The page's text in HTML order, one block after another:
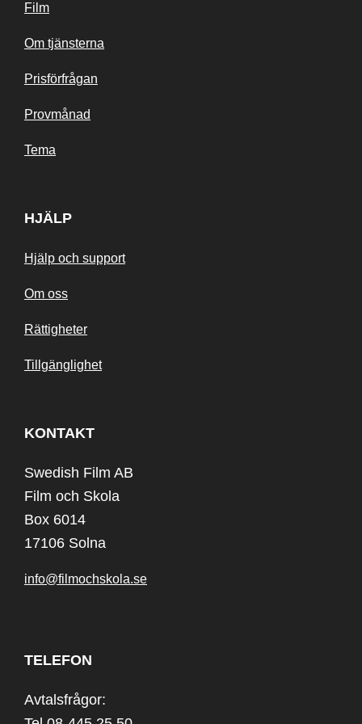
Film
Om tjänsterna
Prisförfrågan
Provmånad
Tema
HJÄLP
Hjälp och support
Om oss
Rättigheter
Tillgänglighet
KONTAKT
Swedish Film AB
Film och Skola
Box 6014
17106 Solna
info@filmochskola.se
TELEFON
Avtalsfrågor: